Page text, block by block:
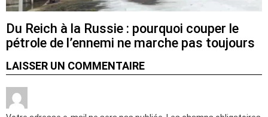
Du Reich à la Russie : pourquoi couper le
pétrole de l’ennemi ne marche pas toujours
LAISSER UN COMMENTAIRE